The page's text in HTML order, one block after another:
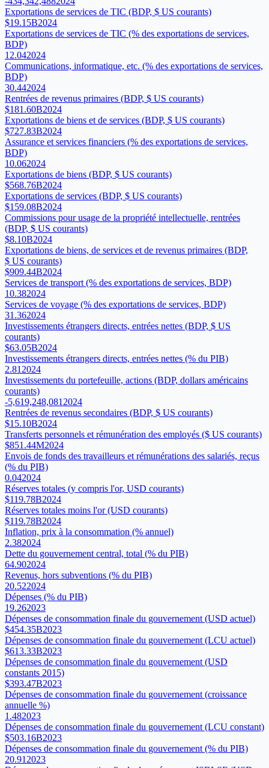
Exportations de services de TIC (BDP, $ US courants)
$19.15B2024
Exportations de services de TIC (% des exportations de services,
BDP)
12.042024
Communications, informatique, etc. (% des exportations de services,
BDP)
30.442024
Rentrées de revenus primaires (BDP, $ US courants)
$181.60B2024
Exportations de biens et de services (BDP, $ US courants)
$727.83B2024
Assurance et services financiers (% des exportations de services,
BDP)
10.062024
Exportations de biens (BDP, $ US courants)
$568.76B2024
Exportations de services (BDP, $ US courants)
$159.08B2024
Commissions pour usage de la propriété intellectuelle, rentrées
(BDP, $ US courants)
$8.10B2024
Exportations de biens, de services et de revenus primaires (BDP,
$ US courants)
$909.44B2024
Services de transport (% des exportations de services, BDP)
10.382024
Services de voyage (% des exportations de services, BDP)
31.362024
Investissements étrangers directs, entrées nettes (BDP, $ US
courants)
$63.05B2024
Investissements étrangers directs, entrées nettes (% du PIB)
2.81 2024
Investissements du portefeuille, actions (BDP, dollars américains
courants)
-5,619,248,081 2024
Rentrées de revenus secondaires (BDP, $ US courants)
$15.10B2024
Transferts personnels et rémunération des employés ($ US courants)
$851.44M2024
Envois de fonds des travailleurs et rémunérations des salariés, reçus
(% du PIB)
0.042024
Réserves totales (y compris l'or, USD courants)
$119.78B2024
Réserves totales moins l'or (USD courants)
$119.78B2024
Inflation, prix à la consommation (% annuel)
2.382024
Dette du gouvernement central, total (% du PIB)
64.902024
Revenus, hors subventions (% du PIB)
20.522024
Dépenses (% du PIB)
19.262023
Dépenses de consommation finale du gouvernement (USD actuel)
$454.35B2023
Dépenses de consommation finale du gouvernement (LCU actuel)
$613.33B2023
Dépenses de consommation finale du gouvernement (USD
constants 2015)
$393.47B2023
Dépenses de consommation finale du gouvernement (croissance
annuelle %)
1.482023
Dépenses de consommation finale du gouvernement (LCU constant)
$503.16B2023
Dépenses de consommation finale du gouvernement (% du PIB)
20.91 2023